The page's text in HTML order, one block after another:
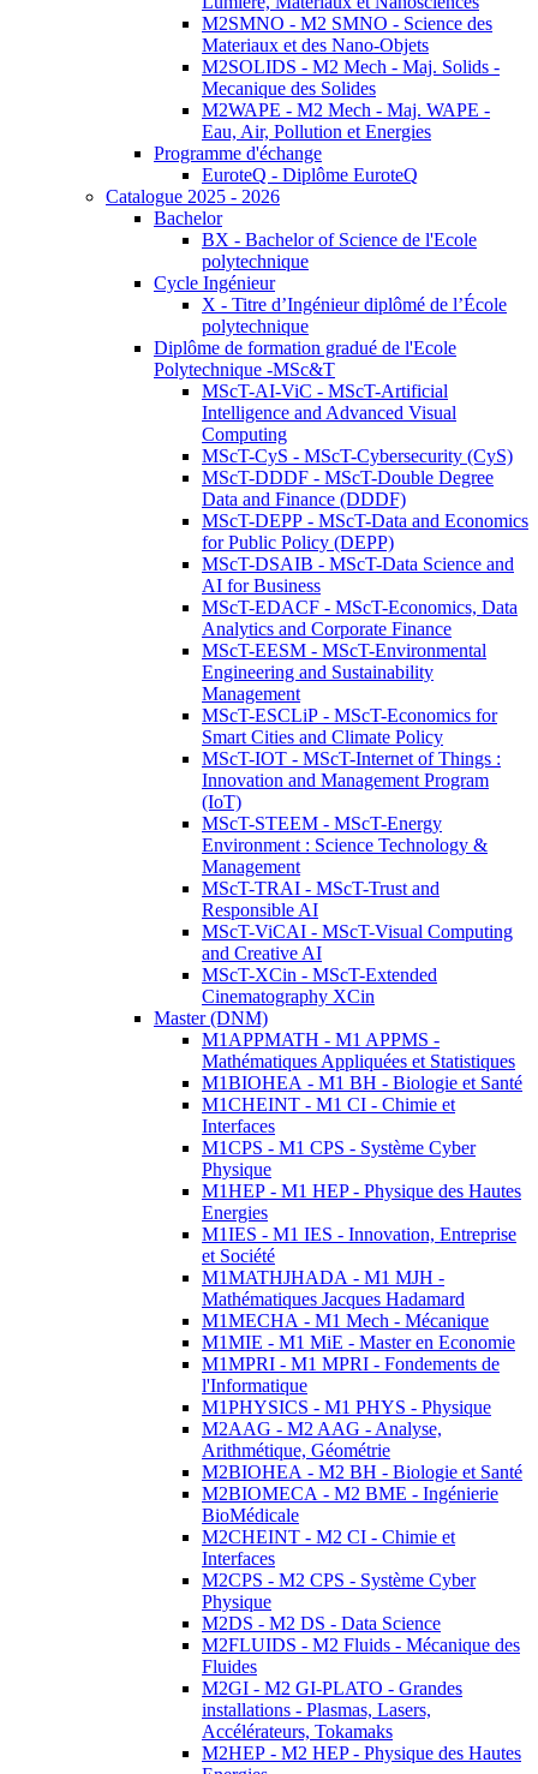
M2SMNO - M2 SMNO - Science des
Materiaux et des Nano-Objets
M2SOLIDS - M2 Mech - Maj. Solids -
Mecanique des Solides
M2WAPE - M2 Mech - Maj. WAPE -
Eau, Air, Pollution et Energies
Programme d'échange
EuroteQ - Diplôme EuroteQ
Catalogue 2025 - 2026
Bachelor
BX - Bachelor of Science de l'Ecole
polytechnique
Cycle Ingénieur
X - Titre d’Ingénieur diplômé de l’École
polytechnique
Diplôme de formation gradué de l'Ecole
Polytechnique -MSc&T
MScT-AI-ViC - MScT-Artificial
Intelligence and Advanced Visual
Computing
MScT-CyS - MScT-Cybersecurity (CyS)
MScT-DDDF - MScT-Double Degree
Data and Finance (DDDF)
MScT-DEPP - MScT-Data and Economics
for Public Policy (DEPP)
MScT-DSAIB - MScT-Data Science and
AI for Business
MScT-EDACF - MScT-Economics, Data
Analytics and Corporate Finance
MScT-EESM - MScT-Environmental
Engineering and Sustainability
Management
MScT-ESCLiP - MScT-Economics for
Smart Cities and Climate Policy
MScT-IOT - MScT-Internet of Things :
Innovation and Management Program
(IoT)
MScT-STEEM - MScT-Energy
Environment : Science Technology &
Management
MScT-TRAI - MScT-Trust and
Responsible AI
MScT-ViCAI - MScT-Visual Computing
and Creative AI
MScT-XCin - MScT-Extended
Cinematography XCin
Master (DNM)
M1APPMATH - M1 APPMS -
Mathématiques Appliquées et Statistiques
M1BIOHEA - M1 BH - Biologie et Santé
M1CHEINT - M1 CI - Chimie et
Interfaces
M1CPS - M1 CPS - Système Cyber
Physique
M1HEP - M1 HEP - Physique des Hautes
Energies
M1IES - M1 IES - Innovation, Entreprise
et Société
M1MATHJHADA - M1 MJH -
Mathématiques Jacques Hadamard
M1MECHA - M1 Mech - Mécanique
M1MIE - M1 MiE - Master en Economie
M1MPRI - M1 MPRI - Fondements de
l'Informatique
M1PHYSICS - M1 PHYS - Physique
M2AAG - M2 AAG - Analyse,
Arithmétique, Géométrie
M2BIOHEA - M2 BH - Biologie et Santé
M2BIOMECA - M2 BME - Ingénierie
BioMédicale
M2CHEINT - M2 CI - Chimie et
Interfaces
M2CPS - M2 CPS - Système Cyber
Physique
M2DS - M2 DS - Data Science
M2FLUIDS - M2 Fluids - Mécanique des
Fluides
M2GI - M2 GI-PLATO - Grandes
installations - Plasmas, Lasers,
Accélérateurs, Tokamaks
M2HEP - M2 HEP - Physique des Hautes